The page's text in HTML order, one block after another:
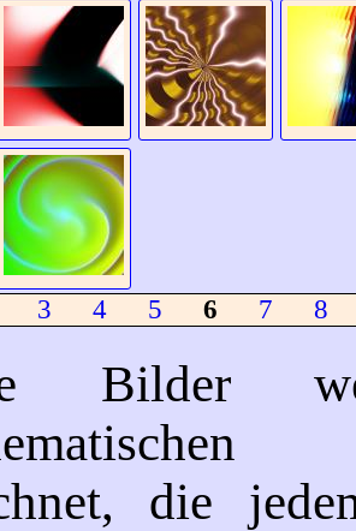
3 4 5 6 7 8
Bilder
die